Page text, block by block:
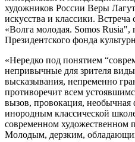
художников России Веры
искусства и классики. Встреча
«Волга молодая. Somos Rusia",
Президентского фонда
«Нередко под понятием
непривычные для зрителя
высказывания, непременно
противоречит всем
вызов, провокация, необычная
инородным классической
современном художественном
Молодым, дерзким,